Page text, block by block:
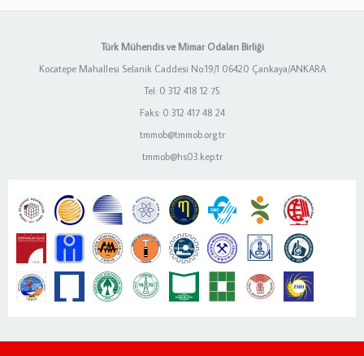
Türk Mühendis ve Mimar Odaları Birliği
Kocatepe Mahallesi Selanik Caddesi No:19/1 06420 Çankaya/ANKARA
Tel: 0 312 418 12 75
Faks: 0 312 417 48 24
tmmob@tmmob.org.tr
tmmob@hs03.kep.tr